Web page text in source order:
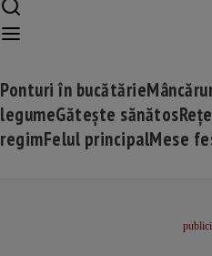
Ponturi în bucătărie
legumeGătește sănătos
regimFelul principalMese